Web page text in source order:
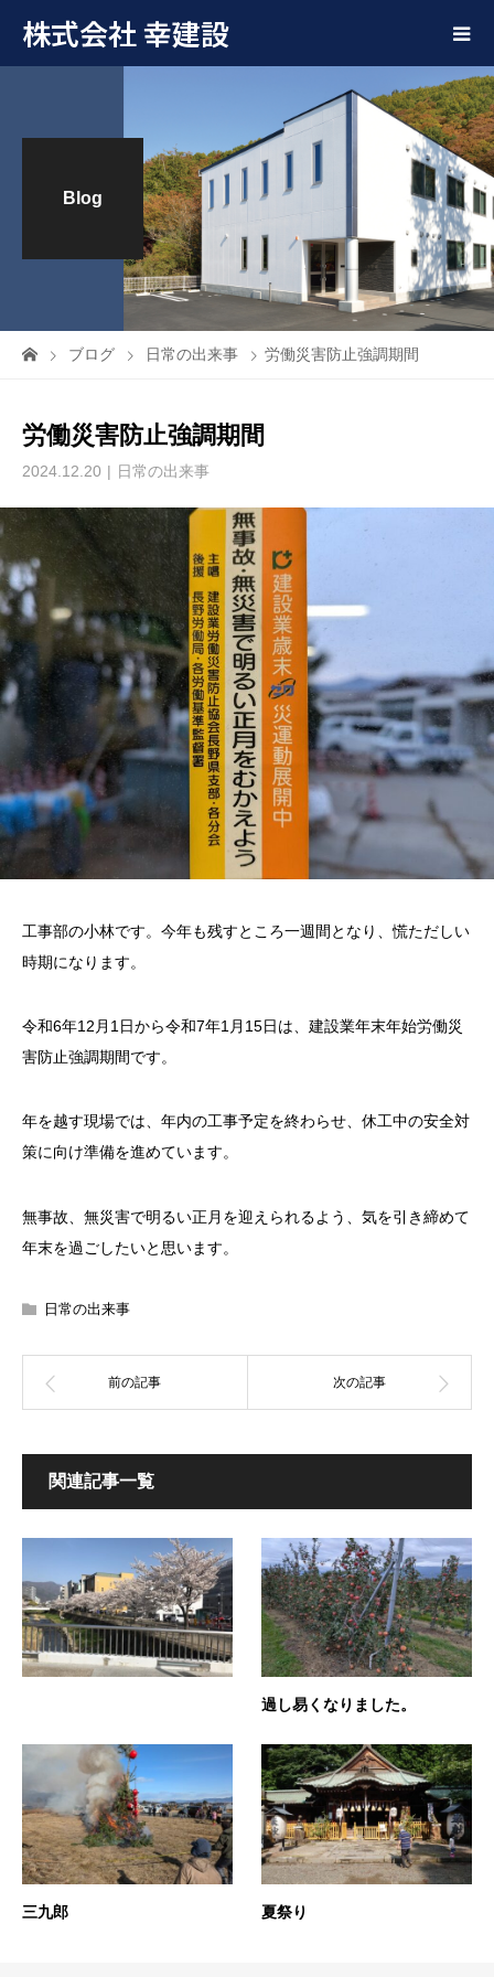
株式会社 幸建設
Blog
ブログ 日常の出来事 労働災害防止強調期間
労働災害防止強調期間
2024.12.20 日常の出来事
工事部の小林です。今年も残すところ一週間となり、慌ただしい
時期になります。
令和6年12月1日から令和7年1月15日は、建設業年末年始労働災
害防止強調期間です。
年を越す現場では、年内の工事予定を終わらせ、休工中の安全対
策に向け準備を進めています。
無事故、無災害で明るい正月を迎えられるよう、気を引き締めて
年末を過ごしたいと思います。
日常の出来事
関連記事一覧
過し易くなりました。
三九郎 夏祭り